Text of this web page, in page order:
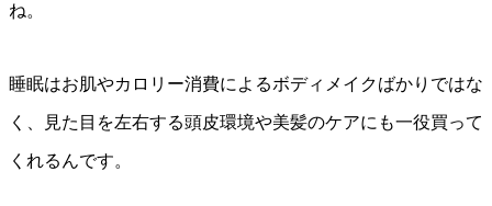
ね。
睡眠はお肌やカロリー消費によるボディメイクばかりではな
く、見た目を左右する頭皮環境や美髪のケアにも一役買って
くれるんです。